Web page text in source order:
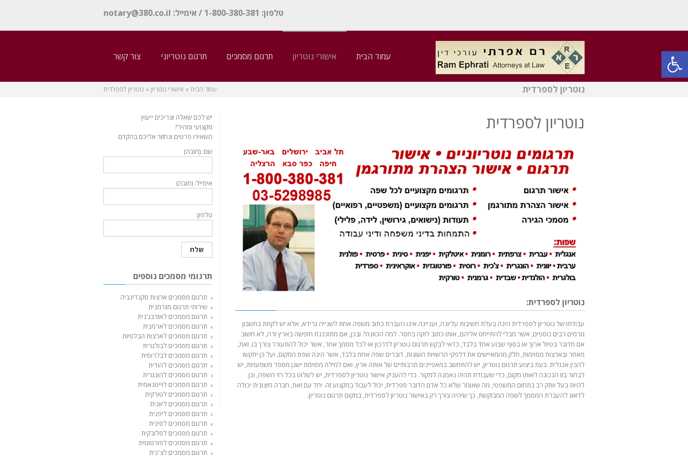
פתח סרגל נגישות
טלפון: 1-800-380-381 / אימייל: notary@380.co.il
עמוד הבית אישורי נוטריון תרגום מסמכים תרגום נוטריוני צור קשר
נוטריון לספרדית עמוד הבית » אישורי נוטריון » נוטריון לספרדית
נוטריון לספרדית
נוטריון לספרדית:
עבודתו של נוטריון לספרדית הינה בעלת חשיבות עליונה, ועניינה אינו העברת כתוב משפה אחת לשנייה גרידא, אלא יש לקחת בחשבון
גורמים רבים נוספים, אשר מבלי להתייחס אליהם, אותו כתוב לוקה בחסר. למה הכוונה? ובכן, אם מתוכננת חופשה בארץ זרה, לא חשוב
אם מדובר בטיול ארוך או בסוף שבוע אחד בלבד, כדאי לבקש תרגום נוטריון לדרכון או לכל מסמך אחר, אשר יכול להתעורר צורך בו. זאת,
מאחר ובארצות מסוימות, חלק מהמאיישים את דלפקי הרשויות השונות, דוברים שפה אחת בלבד, אשר הינה שפת המקום, ועל כן יתקשו
להבין אנגלית. בעת ביצוע תרגום נוטריון, יש להתחשב במאפיינים תרבותיים של אותה ארץ, ואם למילה מסוימת ישנן מספר משמעויות, יש
לבחור בזו הנכונה לאותו מקום, כדי שעבודת תהיה נאמנה למקור. כדי להעניק אישור נוטריון לספרדית, יש לשלוט בכל רזי השפה, וכן
להיות בעל וותק רב בתחום המשפטי, מה שאומר שלא כל אדם הדובר ספרדית, יכול לעבוד במקצוע זה. יחד עם זאת, חברה חיצונית יכולה
לדאוג להעברת המסמך לשפה המבוקשת, כך שיהיה צורך רק באישור נוטריון לספרדית, במקום תרגום נוטריון.
יש לכם שאלה וצריכים ייעוץ
מקצועי ומהיר?
השאירו פרטים ונחזור אליכם בהקדם
שם: (חובה)
אימייל: (חובה)
טלפון:
תרגומי מסמכים נוספים
תרגום מסמכים ארצות סקנדינביה
שירותי תרגום מגרמנית
תרגום מסמכים לאזרבג'נית
תרגום מסמכים לארמנית
תרגום מסמכים לארצות הבלטיות
תרגום מסמכים לבולגרית
תרגום מסמכים לבלרוסית
תרגום מסמכים להודית
תרגום מסמכים להונגרית
תרגום מסמכים לוייטנאמית
תרגום מסמכים לטורקית
תרגום מסמכים ליוונית
תרגום מסמכים ליפנית
תרגום מסמכים לסינית
תרגום מסמכים לסלובקית
תרגום מסמכים לפורטוגזית
תרגום מסמכים לצ'כית